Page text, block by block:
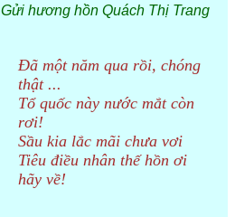
Gửi hương hồn Quách Thị Trang
Đã một năm qua rồi, chóng
thật ...
Tổ quốc này nước mắt còn
rơi!
Sầu kia lắc mãi chưa vơi
Tiêu điều nhân thế hồn ơi
hãy về!